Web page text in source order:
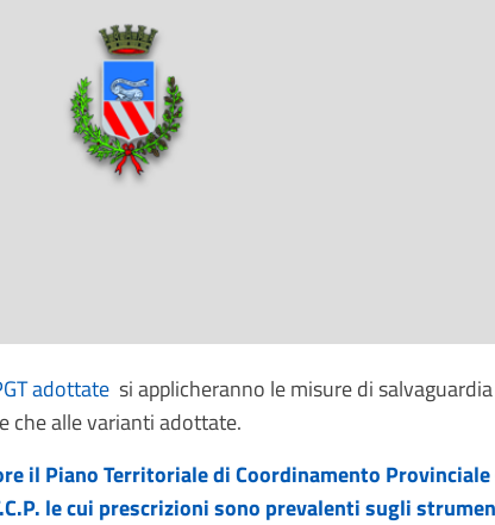
adottate si applicheranno le misure di
che alle varianti adottate.
il Piano Territoriale di Coordinamento Provinciale
le cui prescrizioni sono prevalenti sugli